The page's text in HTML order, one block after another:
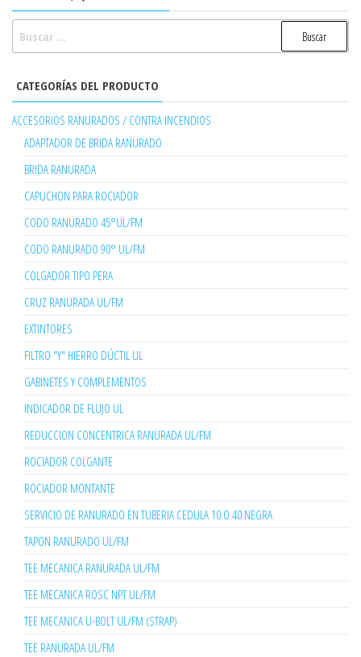
CATEGORÍAS DEL PRODUCTO
ACCESORIOS RANURADOS / CONTRA INCENDIOS
ADAPTADOR DE BRIDA RANURADO
BRIDA RANURADA
CAPUCHON PARA ROCIADOR
CODO RANURADO 45°UL/FM
CODO RANURADO 90° UL/FM
COLGADOR TIPO PERA
CRUZ RANURADA UL/FM
EXTINTORES
FILTRO "Y" HIERRO DÚCTIL UL
GABINETES Y COMPLEMENTOS
INDICADOR DE FLUJO UL
REDUCCION CONCENTRICA RANURADA UL/FM
ROCIADOR COLGANTE
ROCIADOR MONTANTE
SERVICIO DE RANURADO EN TUBERIA CEDULA 10 O 40 NEGRA
TAPON RANURADO UL/FM
TEE MECANICA RANURADA UL/FM
TEE MECANICA ROSC NPT UL/FM
TEE MECANICA U-BOLT UL/FM (STRAP)
TEE RANURADA UL/FM